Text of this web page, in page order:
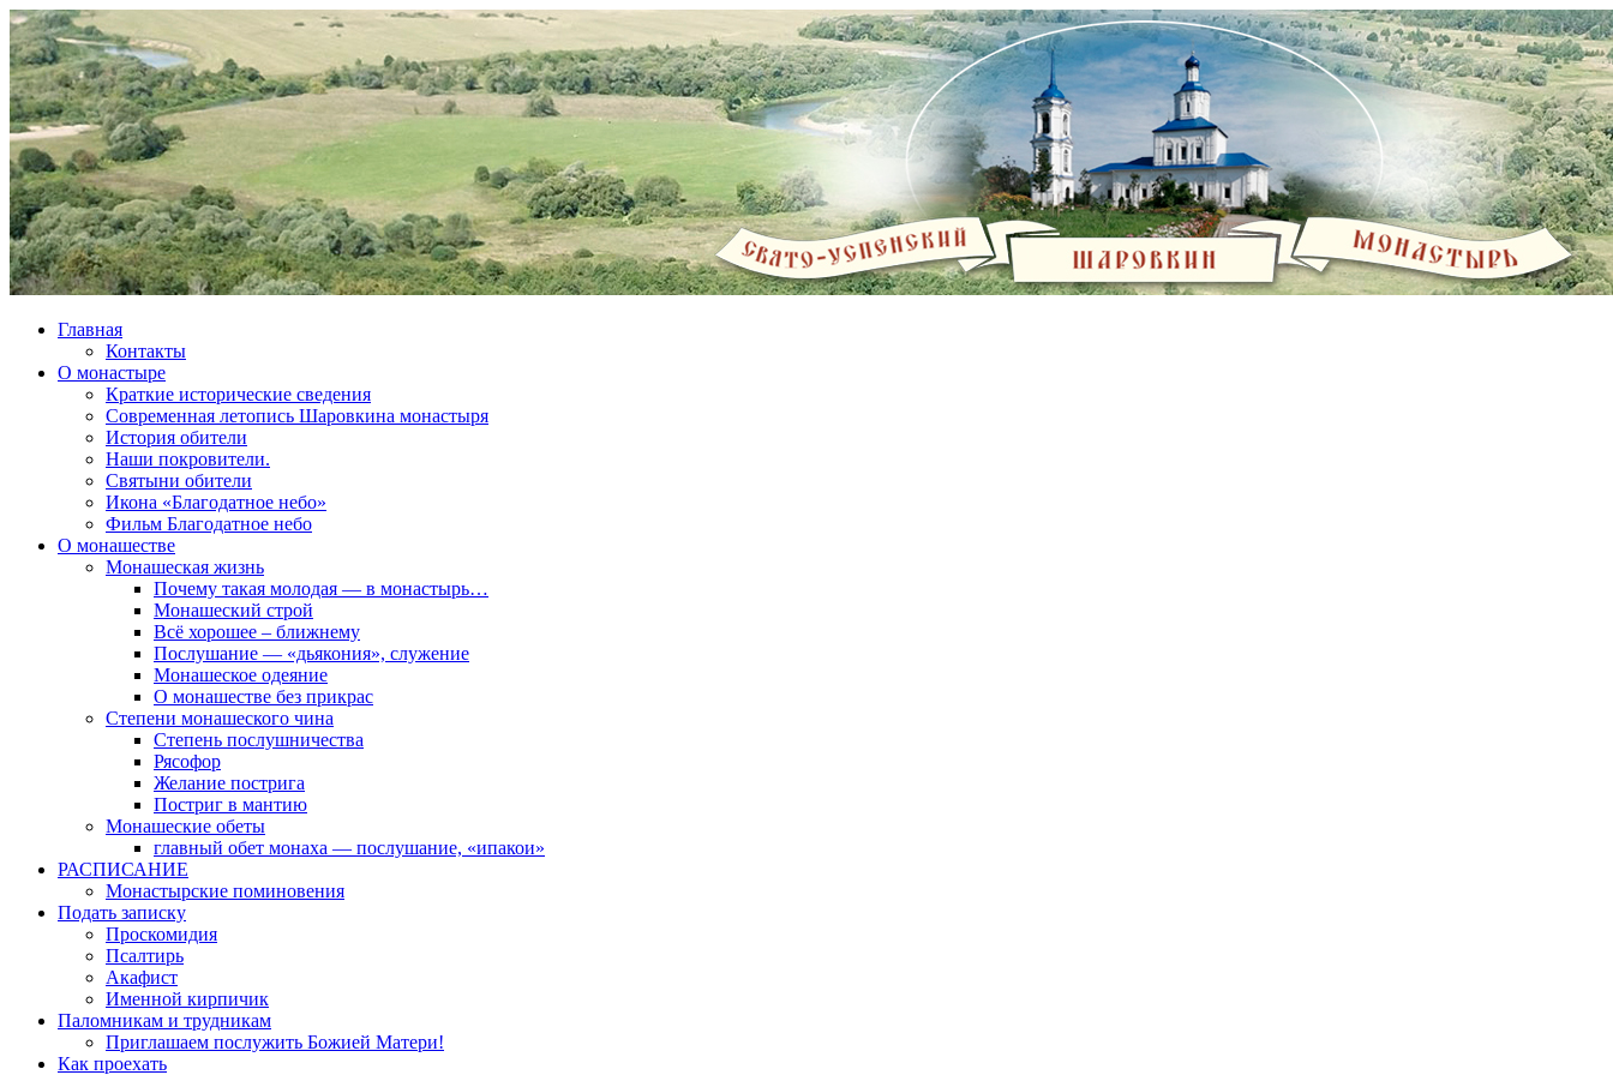
Главная
Контакты
О монастыре
Краткие исторические сведения
Современная летопись Шаровкина монастыря
История обители
Наши покровители.
Святыни обители
Икона «Благодатное небо»
Фильм Благодатное небо
О монашестве
Монашеская жизнь
Почему такая молодая — в монастырь…
Монашеский строй
Всё хорошее – ближнему
Послушание — «дьякония», служение
Монашеское одеяние
О монашестве без прикрас
Степени монашеского чина
Степень послушничества
Рясофор
Желание пострига
Постриг в мантию
Монашеские обеты
главный обет монаха — послушание, «ипакои»
РАСПИСАНИЕ
Монастырские поминовения
Подать записку
Проскомидия
Псалтирь
Акафист
Именной кирпичик
Паломникам и трудникам
Приглашаем послужить Божией Матери!
Как проехать